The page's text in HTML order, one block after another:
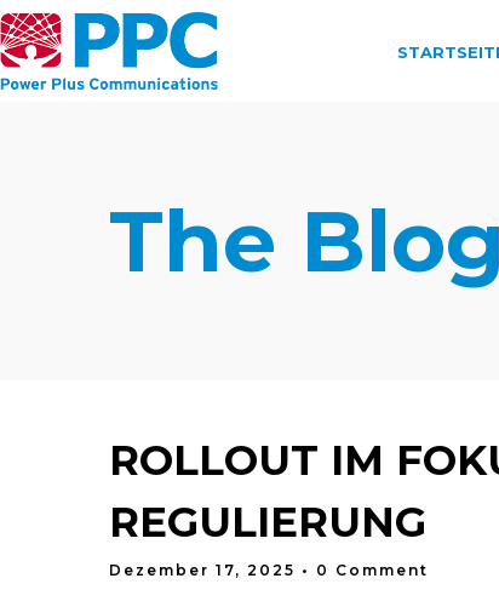
The Blog
ROLLOUT IM
REGULIERUNG
Dezember 17, 2025 • 0 Comment